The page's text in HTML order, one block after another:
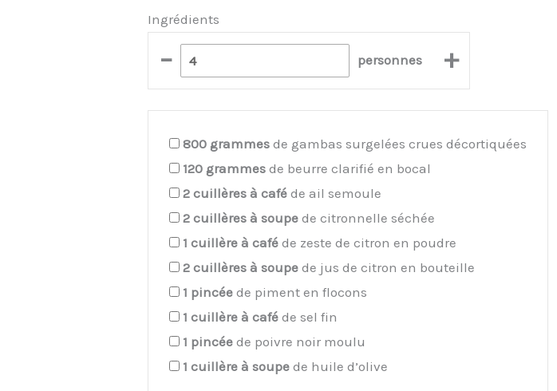
Ingrédients
– personnes +
800 grammes de gambas surgelées crues décortiquées
120 grammes de beurre clarifié en bocal
2 cuillères à café de ail semoule
2 cuillères à soupe de citronnelle séchée
1 cuillère à café de zeste de citron en poudre
2 cuillères à soupe de jus de citron en bouteille
1 pincée de piment en flocons
1 cuillère à café de sel fin
1 pincée de poivre noir moulu
1 cuillère à soupe de huile d’olive